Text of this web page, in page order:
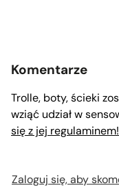
Komentarze
Trolle, boty, ścieki
wziąć udział w
się z jej regulaminem!
Zaloguj się, aby